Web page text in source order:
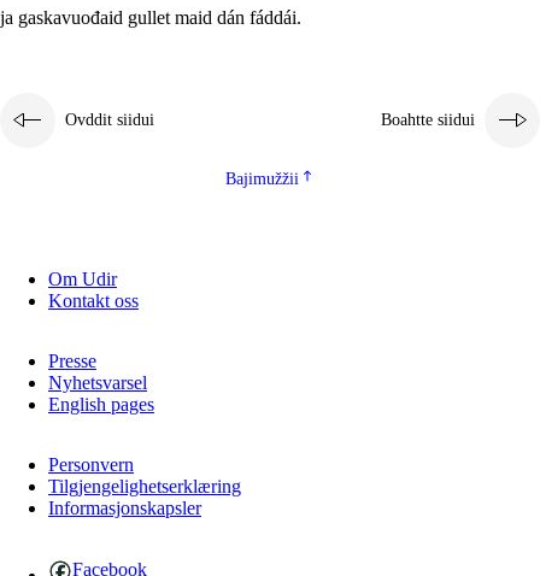
2.5 Fágaidrasttideaddji fáttát
ja gaskavuođaid gullet maid dán fáddái.
Ovddit siidui Boahtte siidui
Bajimužžii
Om Udir
Kontakt oss
Presse
Nyhetsvarsel
English pages
Personvern
Tilgjengelighetserklæring
Informasjonskapsler
Facebook